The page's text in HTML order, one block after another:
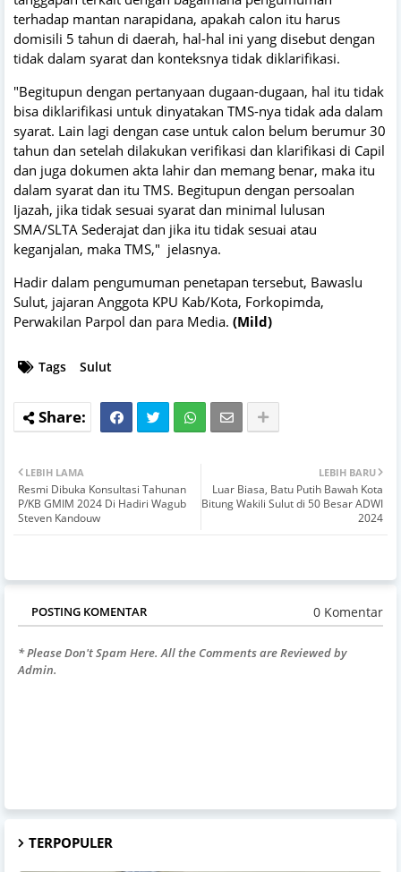
terhadap mantan narapidana, apakah calon itu harus
domisili 5 tahun di daerah, hal-hal ini yang disebut dengan
tidak dalam syarat dan konteksnya tidak diklarifikasi.
"Begitupun dengan pertanyaan dugaan-dugaan, hal itu tidak
bisa diklarifikasi untuk dinyatakan TMS-nya tidak ada dalam
syarat. Lain lagi dengan case untuk calon belum berumur 30
tahun dan setelah dilakukan verifikasi dan klarifikasi di Capil
dan juga dokumen akta lahir dan memang benar, maka itu
dalam syarat dan itu TMS. Begitupun dengan persoalan
Ijazah, jika tidak sesuai syarat dan minimal lulusan
SMA/SLTA Sederajat dan jika itu tidak sesuai atau
keganjalan, maka TMS," jelasnya.
Hadir dalam pengumuman penetapan tersebut, Bawaslu
Sulut, jajaran Anggota KPU Kab/Kota, Forkopimda,
Perwakilan Parpol dan para Media. (Mild)
Tags Sulut
LEBIH BARU
Luar Biasa, Batu Putih Bawah Kota
Bitung Wakili Sulut di 50 Besar ADWI
2024
LEBIH LAMA
Resmi Dibuka Konsultasi Tahunan
P/KB GMIM 2024 Di Hadiri Wagub
Steven Kandouw
POSTING KOMENTAR 0 Komentar
* Please Don't Spam Here. All the Comments are Reviewed by
Admin.
TERPOPULER